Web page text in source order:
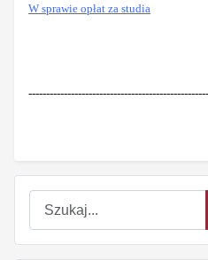
Szukaj
W sprawie opłat za studia